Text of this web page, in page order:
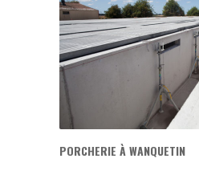
PORCHERIE À WANQUETIN